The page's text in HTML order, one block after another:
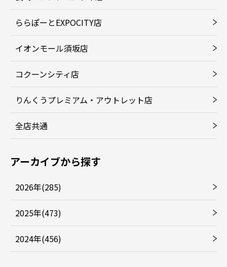
ららぽーとEXPOCITY店
イオンモール須坂店
コクーンシティ店
りんくうプレミアム・アウトレット店
全店共通
アーカイブから探す
2026年(285)
2025年(473)
2024年(456)